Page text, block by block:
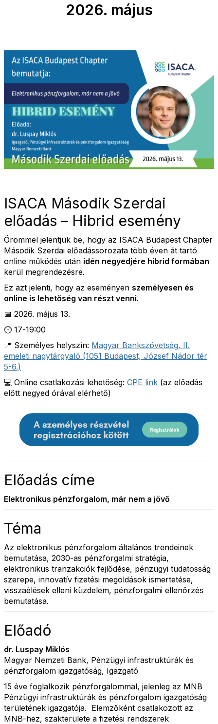
2026. május
ISACA Második Szerdai
előadás – Hibrid esemény
Örömmel jelentjük be, hogy az ISACA Budapest Chapter
Második Szerdai előadássorozata több éven át tartó
online működés után idén negyedjére hibrid formában
kerül megrendezésre.
Ez azt jelenti, hogy az eseményen személyesen és
online is lehetőség van részt venni.
📅 2026. május 13.
🕕 17-19:00
📍 Személyes helyszín: Magyar Bankszövetség, II.
emeleti nagytárgyaló (1051 Budapest, József Nádor tér
5-6.)
💻 Online csatlakozási lehetőség: CPE link (az előadás
előtt negyed órával elérhető)
Előadás címe
Elektronikus pénzforgalom, már nem a jövő
Téma
Az elektronikus pénzforgalom általános trendeinek
bemutatása, 2030-as pénzforgalmi stratégia,
elektronikus tranzakciók fejlődése, pénzügyi tudatosság
szerepe, innovatív fizetési megoldások ismertetése,
visszaélések elleni küzdelem, pénzforgalmi ellenőrzés
bemutatása.
Előadó
dr. Luspay Miklós
Magyar Nemzeti Bank, Pénzügyi infrastruktúrák és
pénzforgalom igazgatóság, Igazgató
15 éve foglalkozik pénzforgalommal, jelenleg az MNB
Pénzügyi infrastruktúrák és pénzforgalom igazgatóság
területének igazgatója. Elemzőként csatlakozott az
MNB-hez, szakterülete a fizetési rendszerek